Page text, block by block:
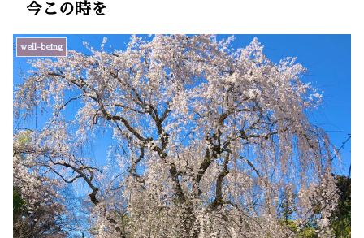
今この時を
well-being